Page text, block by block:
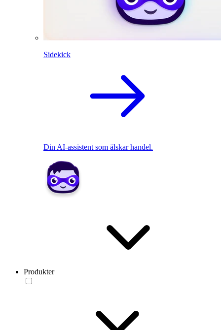
Sidekick
Din AI-assistent som älskar handel.
Produkter